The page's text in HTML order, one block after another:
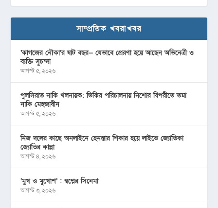
সাম্প্রতিক খবরাখবর
‘কাগজের নৌকা’র ষাট বছর— যেভাবে প্রেরণা হয়ে আছেন অভিনেত্রী ও
ব্যক্তি সুচন্দা
আগস্ট ৫, ২০২৬
পুলসিরাত নাকি খলনায়ক: ভিকির পরিচালনায় নিশোর বিপরীতে তমা
নাকি মেহজাবীন
আগস্ট ৫, ২০২৬
নিজ দলের কাছে অনলাইনে হেনস্তার শিকার হয়ে লাইভে জ্যোতিকা
জ্যোতির কান্না
আগস্ট ৪, ২০২৬
‘মুখ ও মু্খোশ’ : স্বপ্নের সিনেমা
আগস্ট ৩, ২০২৬